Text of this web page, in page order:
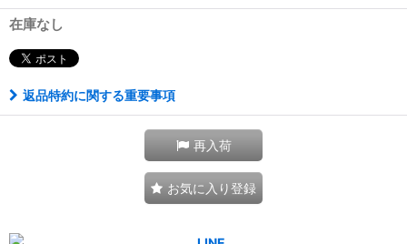
在庫なし
返品特約に関する重要事項
再入荷
お気に入り登録